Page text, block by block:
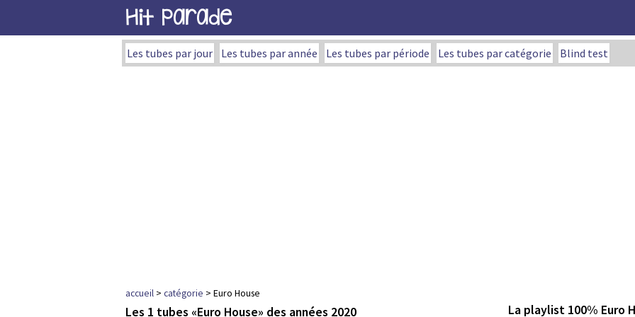
Hit Parade
Les tubes par jour Les tubes par année Les tubes par période Les tubes par catégorie Blind test
accueil > catégorie > Euro House
La playlist 100% Euro
Les 1 tubes «Euro House» des années 2020